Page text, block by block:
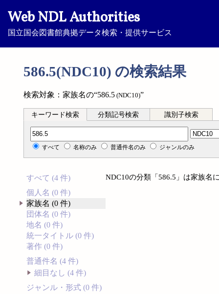
Web NDL Authorities
国立国会図書館典拠データ検索・提供サービス
586.5(NDC10) の検索結果
検索対象：家族名の“586.5 (NDC10)”
キーワード検索 分類記号検索 識別子検索
分類記号検索
すべて 名称のみ 普通件名のみ ジャンルのみ
すべて (4 件)
個人名 (0 件)
家族名 (0 件)
団体名 (0 件)
地名 (0 件)
統一タイトル (0 件)
著作 (0 件)
普通件名 (4 件)
細目なし (4 件)
ジャンル・形式 (0 件)
NDC10の分類「586.5」は家族名